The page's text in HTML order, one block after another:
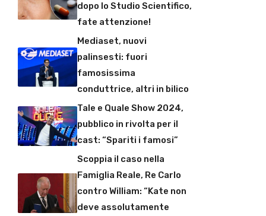
dopo lo Studio Scientifico,
fate attenzione!
Mediaset, nuovi
palinsesti: fuori
famosissima
conduttrice, altri in bilico
Tale e Quale Show 2024,
pubblico in rivolta per il
cast: “Spariti i famosi”
Scoppia il caso nella
Famiglia Reale, Re Carlo
contro William: “Kate non
deve assolutamente